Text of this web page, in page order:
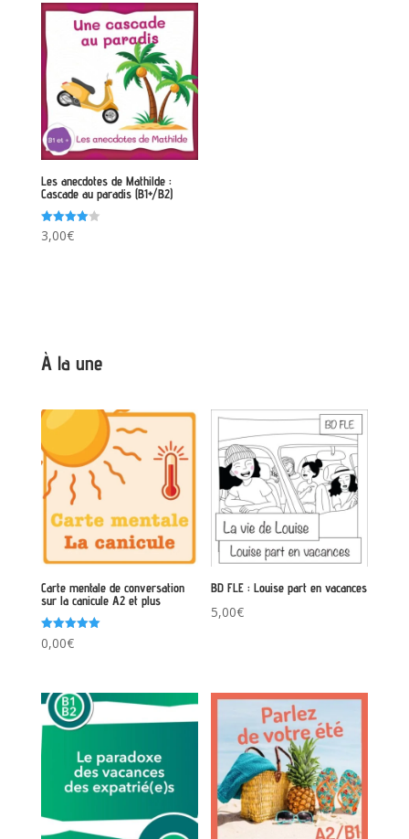
Les anecdotes de Mathilde :
Cascade au paradis (B1+/B2)
Note
4.00
3,00€
À la une
Carte mentale de conversation
sur la canicule A2 et plus
Note
5.00
0,00€
BD FLE : Louise part en vacances
5,00€